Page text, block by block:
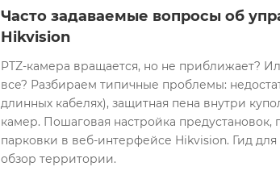
Часто задаваемые вопросы об
Hikvision
PTZ-камера вращается, но не приближает?
все? Разбираем типичные проблемы:
длинных кабелях), защитная пена внутри
камер. Пошаговая настройка предустановок,
парковки в веб-интерфейсе Hikvision. Гид для
обзор территории.